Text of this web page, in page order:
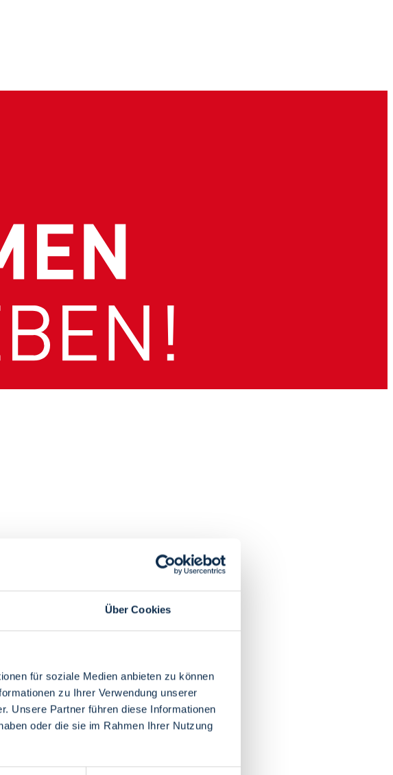
Über Cookies
für soziale Medien anbieten zu können
zu Ihrer Verwendung unserer
Unsere Partner führen diese Informationen
oder die sie im Rahmen Ihrer Nutzung